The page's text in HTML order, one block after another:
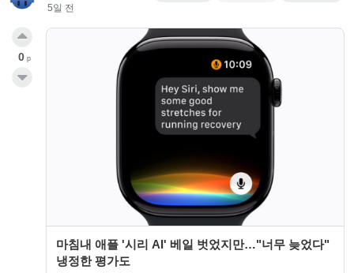
5일 전
마침내 애플 '시리 AI' 베일 벗었지만…"너무 늦었다"
냉정한 평가도
0 p